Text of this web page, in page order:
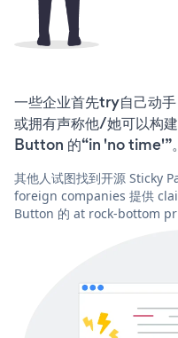
一些企业首先try自己
或拥有声称他/她可以
Button 的“in 'no time'”。
其他人试图找到开源 Sticky
foreign companies 提供
Button 的 at rock-bottom